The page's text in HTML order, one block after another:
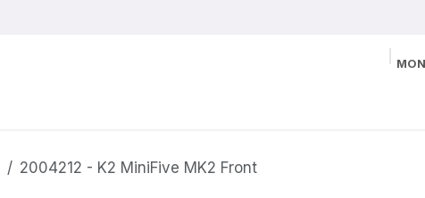
2004212 - K2 MiniFive MK2 Front